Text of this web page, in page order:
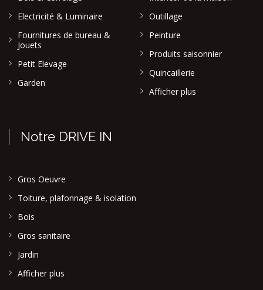
Electricité & Luminaire
Fournitures de bureau &
Jouets
Petit Elevage
Garden
Outillage
Peinture
Produits saisonnier
Quincaillerie
Afficher plus
Notre DRIVE IN
Gros Oeuvre
Toiture, plafonnage & isolation
Bois
Gros sanitaire
Jardin
Afficher plus